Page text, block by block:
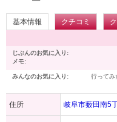
基本情報 クチコミ
じぶんのお気に入り:
メモ:
みんなのお気に入り: 行ってみ
住所 岐阜市薮田南5